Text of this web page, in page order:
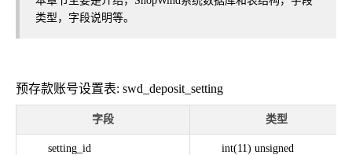
类型，字段说明等。
预存款账号设置表: swd_deposit_setting
字段 类型
setting_id int(11) unsigned